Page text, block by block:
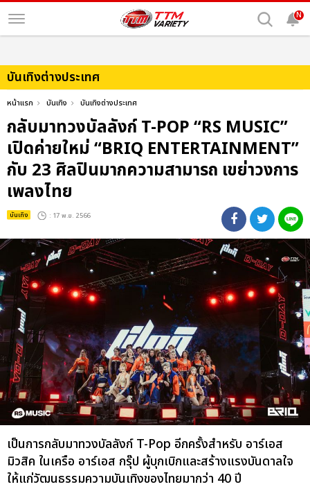
N
บันเทิงต่างประเทศ
หน้าแรก บันเทิง บันเทิงต่างประเทศ
กลับมาทวงบัลลังก์ T-POP “RS MUSIC”
เปิดค่ายใหม่ “BRIQ ENTERTAINMENT”
กับ 23 ศิลปินมากความสามารถ เขย่าวงการ
เพลงไทย
บันเทิง : 17 พ.ย. 2566
เป็นการกลับมาทวงบัลลังก์ T-Pop อีกครั้งสำหรับ อาร์เอส
มิวสิค ในเครือ อาร์เอส กรุ๊ป ผู้บุกเบิกและสร้างแรงบันดาลใจ
ให้แก่วัฒนธรรมความบันเทิงของไทยมากว่า 40 ปี